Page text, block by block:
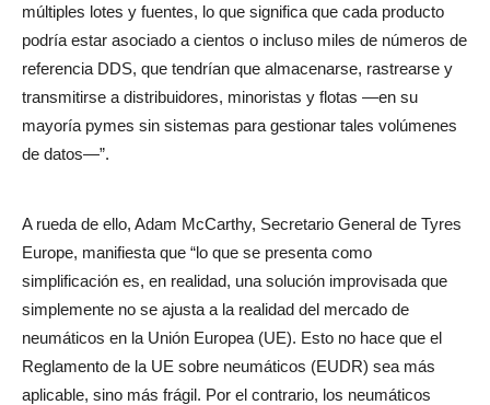
múltiples lotes y fuentes, lo que significa que cada producto
podría estar asociado a cientos o incluso miles de números de
referencia DDS, que tendrían que almacenarse, rastrearse y
transmitirse a distribuidores, minoristas y flotas —en su
mayoría pymes sin sistemas para gestionar tales volúmenes
de datos—”.
A rueda de ello, Adam McCarthy, Secretario General de Tyres
Europe, manifiesta que “lo que se presenta como
simplificación es, en realidad, una solución improvisada que
simplemente no se ajusta a la realidad del mercado de
neumáticos en la Unión Europea (UE). Esto no hace que el
Reglamento de la UE sobre neumáticos (EUDR) sea más
aplicable, sino más frágil. Por el contrario, los neumáticos